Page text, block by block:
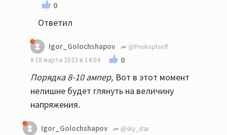
0
Ответил
Igor_Golochshapov
@Prokophieff
18 марта 2023 в 14:04
0
Порядка 8-10 ампер, Вот в этот момент
нелишне будет глянуть на величину
напряжения.
Igor_Golochshapov
@sky_star